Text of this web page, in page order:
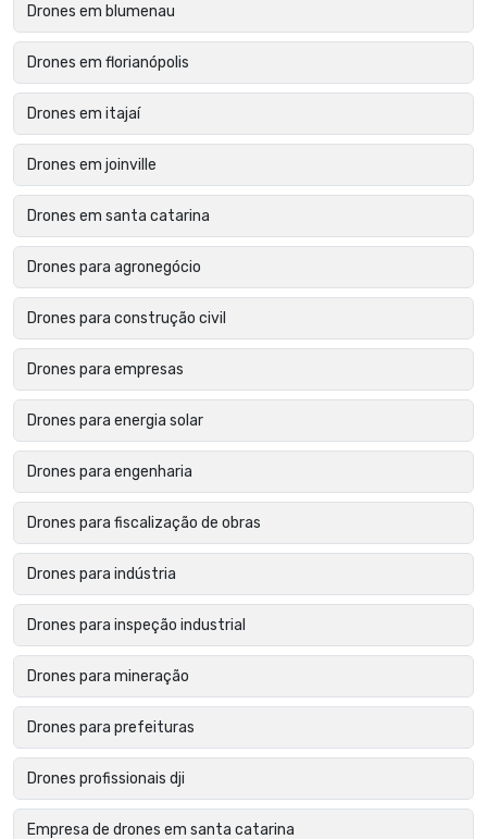
Drones em blumenau
Drones em florianópolis
Drones em itajaí
Drones em joinville
Drones em santa catarina
Drones para agronegócio
Drones para construção civil
Drones para empresas
Drones para energia solar
Drones para engenharia
Drones para fiscalização de obras
Drones para indústria
Drones para inspeção industrial
Drones para mineração
Drones para prefeituras
Drones profissionais dji
Empresa de drones em santa catarina